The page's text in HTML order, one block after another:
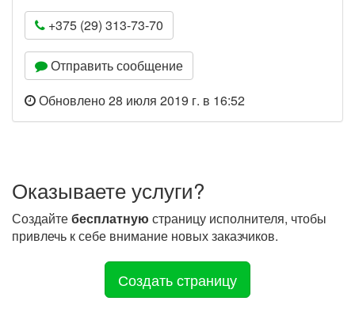
+375 (29) 313-73-70
Отправить сообщение
Обновлено 28 июля 2019 г. в 16:52
Оказываете услуги?
Создайтебесплатную страницу исполнителя, чтобы
привлечь к себе внимание новых заказчиков.
Создать страницу